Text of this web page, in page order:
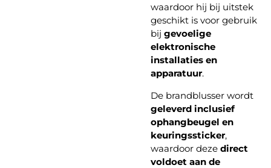
waardoor hij bij uitstek
geschikt is voor gebruik
bij gevoelige
elektronische
installaties en
apparatuur.
De brandblusser wordt
geleverd inclusief
ophangbeugel en
keuringssticker,
waardoor deze direct
voldoet aan de